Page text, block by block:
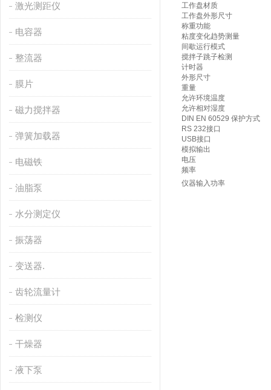
激光测距仪
电容器
整流器
膜片
磁力搅拌器
弹簧加载器
电磁铁
油脂泵
水分测定仪
振荡器
变送器.
齿轮流量计
检测仪
干燥器
液下泵
工作盘材质
工作盘外形尺寸
称重功能
粘度变化趋势测量
间歇运行模式
搅拌子跳子检测
计时器
外形尺寸
重量
允许环境温度
允许相对湿度
DIN EN 60529 保护方式
RS 232接口
USB接口
模拟输出
电压
频率
仪器输入功率